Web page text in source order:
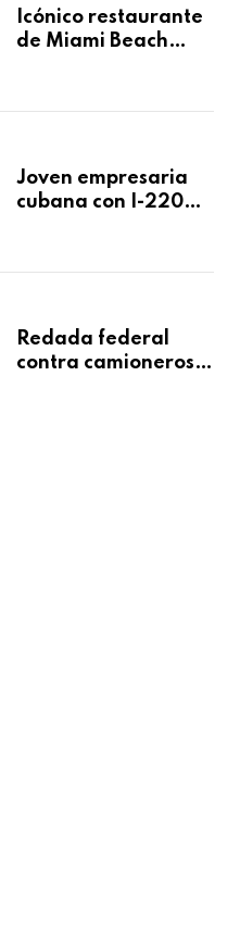
Icónico restaurante
de Miami Beach
después de 15 años
Joven empresaria
cubana con I-220A
“Todavía no me
Redada federal
contra camioneros